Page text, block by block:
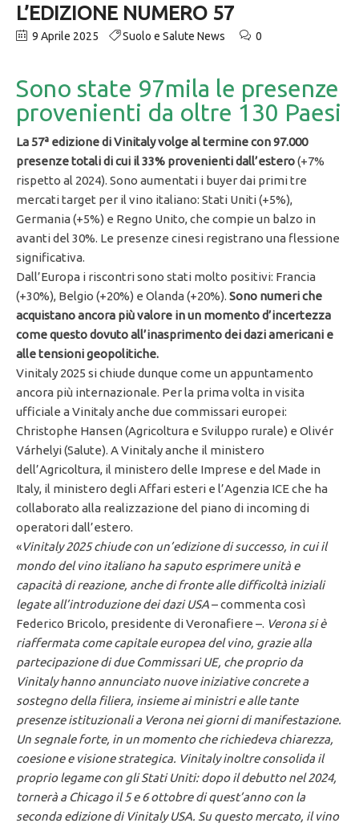
L’EDIZIONE NUMERO 57
9 Aprile 2025 Suolo e Salute News 0
Sono state 97mila le presenze
provenienti da oltre 130 Paesi
La 57ª edizione di Vinitaly volge al termine con 97.000
presenze totali di cui il 33% provenienti dall’estero(+7%
rispetto al 2024). Sono aumentati i buyer dai primi tre
mercati target per il vino italiano: Stati Uniti (+5%),
Germania (+5%) e Regno Unito, che compie un balzo in
avanti del 30%. Le presenze cinesi registrano una flessione
significativa.
Dall’Europa i riscontri sono stati molto positivi: Francia
(+30%), Belgio (+20%) e Olanda (+20%). Sono numeri che
acquistano ancora più valore in un momento d’incertezza
come questo dovuto all’inasprimento dei dazi americani e
alle tensioni geopolitiche.
Vinitaly 2025 si chiude dunque come un appuntamento
ancora più internazionale. Per la prima volta in visita
ufficiale a Vinitaly anche due commissari europei:
Christophe Hansen (Agricoltura e Sviluppo rurale) e Olivér
Várhelyi (Salute). A Vinitaly anche il ministero
dell’Agricoltura, il ministero delle Imprese e del Made in
Italy, il ministero degli Affari esteri e l’Agenzia ICE che ha
collaborato alla realizzazione del piano di incoming di
operatori dall’estero.
«Vinitaly 2025 chiude con un’edizione di successo, in cui il
mondo del vino italiano ha saputo esprimere unità e
capacità di reazione, anche di fronte alle difficoltà iniziali
legate all’introduzione dei dazi USA– commenta così
Federico Bricolo, presidente di Veronafiere –. Verona si è
riaffermata come capitale europea del vino, grazie alla
partecipazione di due Commissari UE, che proprio da
Vinitaly hanno annunciato nuove iniziative concrete a
sostegno della filiera, insieme ai ministri e alle tante
presenze istituzionali a Verona nei giorni di manifestazione.
Un segnale forte, in un momento che richiedeva chiarezza,
coesione e visione strategica. Vinitaly inoltre consolida il
proprio legame con gli Stati Uniti: dopo il debutto nel 2024,
tornerà a Chicago il 5 e 6 ottobre di quest’anno con la
seconda edizione di Vinitaly USA. Su questo mercato, il vino